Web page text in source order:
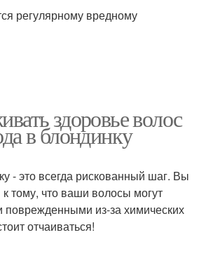
регулярному вредному
здоровье волос
в блондинку
- это всегда рискованный шаг. Вы
тому, что ваши волосы могут
поврежденными из-за химических
отчаиваться!